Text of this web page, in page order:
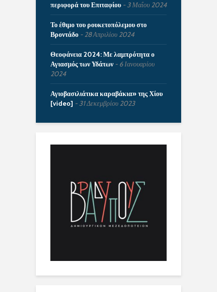
περιφορά του Επιταφίου
3 Μαΐου 2024
Το έθιμο του ρουκετοπόλεμου στο
Βροντάδο
28 Απριλίου 2024
Θεοφάνεια 2024: Με λαμπρότητα ο
Αγιασμός των Υδάτων
6 Ιανουαρίου
2024
Αγιοβασιλιάτικα καραβάκια» της Χίου
[video]
31 Δεκεμβρίου 2023